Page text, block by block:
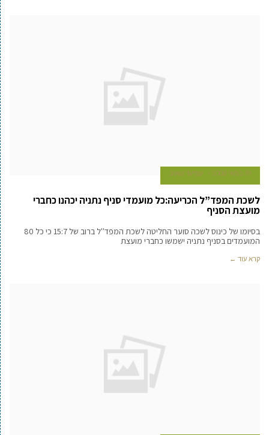
19 במאי 2008 עמיעד טאוב
לשכת המפד”ל הכריעה:כל מועמדי סניף נתניה יכהנו כחברי
מועצת הסניף
בסיומו של כינוס לשכה סוער החליטה לשכת המפד''ל ברוב של 15:7 כי כל 80
המועמדים בסניף נתניה ישמשו כחברי מועצת
קרא עוד ←